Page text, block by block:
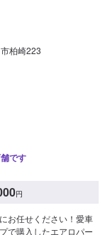
モで予約しました」
時間】定休日：日曜
柏崎223
です
円
お任せください！愛車
で購入したエアロパー